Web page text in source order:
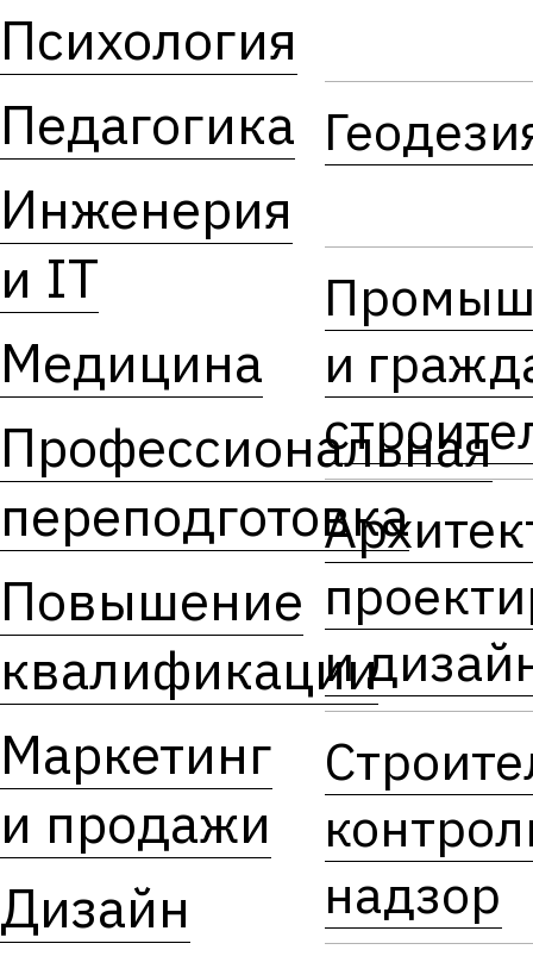
Психология
Педагогика
Инженерия
и IT
Медицина
Профессиональная
переподготовка
Повышение
квалификации
Маркетинг
и продажи
Дизайн
и
и
надзор